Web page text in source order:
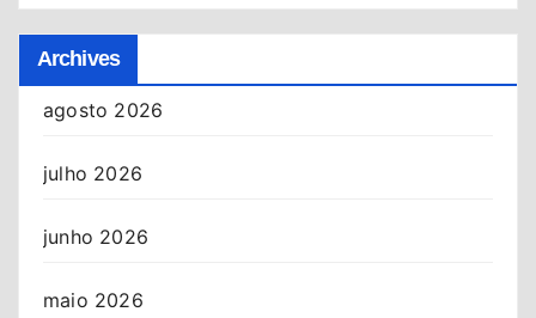
Archives
agosto 2026
julho 2026
junho 2026
maio 2026